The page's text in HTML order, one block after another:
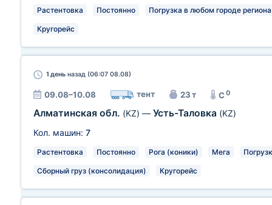
Растентовка Постоянно Погрузка в любом городе региона
Кругорейс
1 день назад (06:07 08.08)
09.08–10.08 тент 23 т C0
Алматинская обл. (KZ) — Усть-Таловка (KZ)
Кол. машин: 7
Растентовка Постоянно Рога (коники) Мега
Сборный груз (консолидация) Кругорейс